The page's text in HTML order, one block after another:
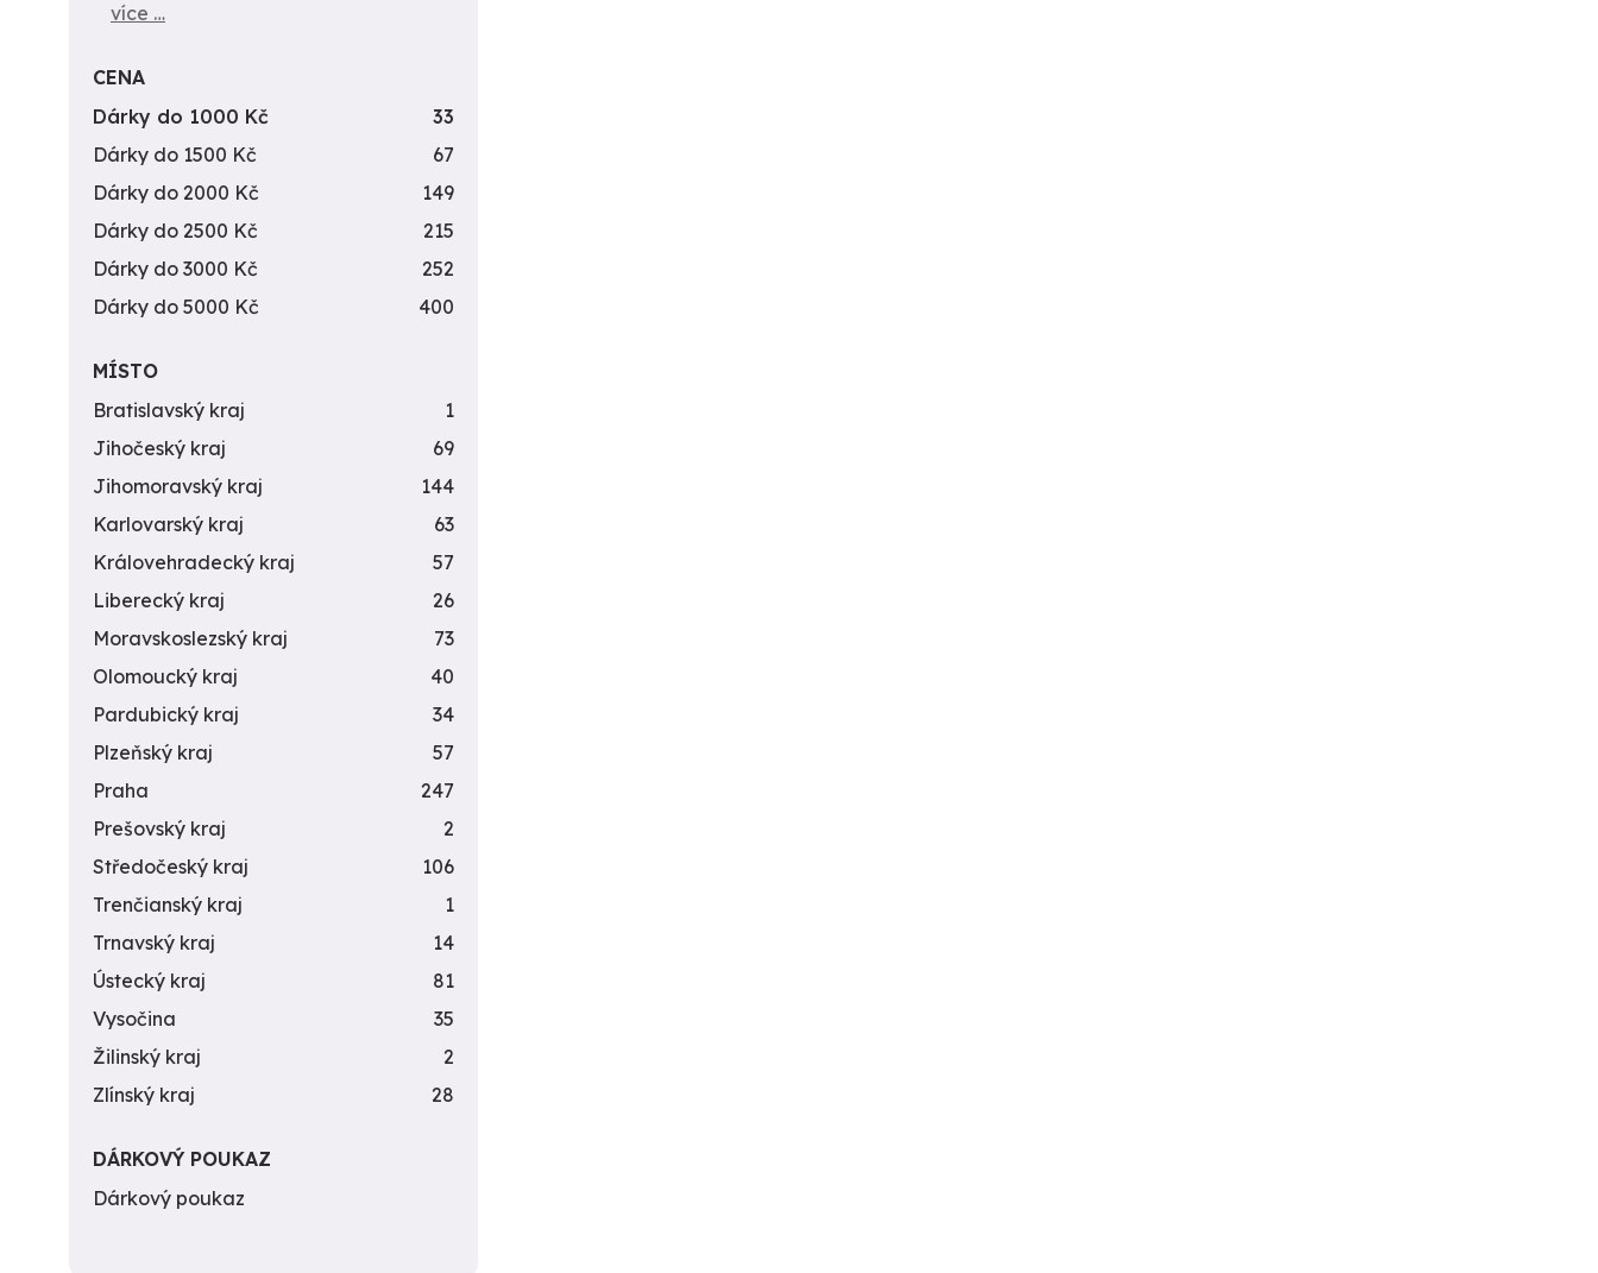
více …
CENA
Dárky do 1000 Kč
33
Dárky do 1500 Kč
67
Dárky do 2000 Kč
149
Dárky do 2500 Kč
215
Dárky do 3000 Kč
252
Dárky do 5000 Kč
400
MÍSTO
Bratislavský kraj
1
Jihočeský kraj
69
Jihomoravský kraj
144
Karlovarský kraj
63
Královehradecký kraj
57
Liberecký kraj
26
Moravskoslezský kraj
73
Olomoucký kraj
40
Pardubický kraj
34
Plzeňský kraj
57
Praha
247
Prešovský kraj
2
Středočeský kraj
106
Trenčianský kraj
1
Trnavský kraj
14
Ústecký kraj
81
Vysočina
35
Žilinský kraj
2
Zlínský kraj
28
DÁRKOVÝ POUKAZ
Dárkový poukaz